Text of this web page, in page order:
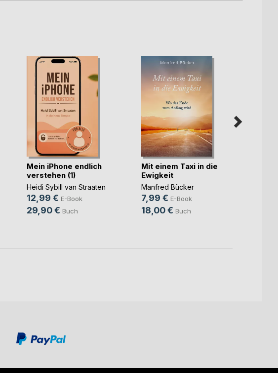
Mein iPhone endlich
verstehen (1)
Heidi Sybill van Straaten
12,99 € E-Book
29,90 € Buch
Mit einem Taxi in die
Ewigkeit
Manfred Bücker
7,99 € E-Book
18,00 € Buch